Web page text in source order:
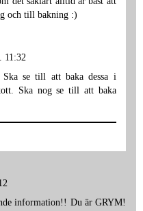
och till bakning :)
11:32
Ska se till att baka dessa i
Ska nog se till att baka
information!! Du är GRYM!